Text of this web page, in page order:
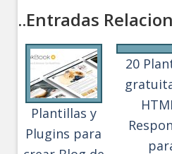
..Entradas
Plantillas y
Plugins para
20